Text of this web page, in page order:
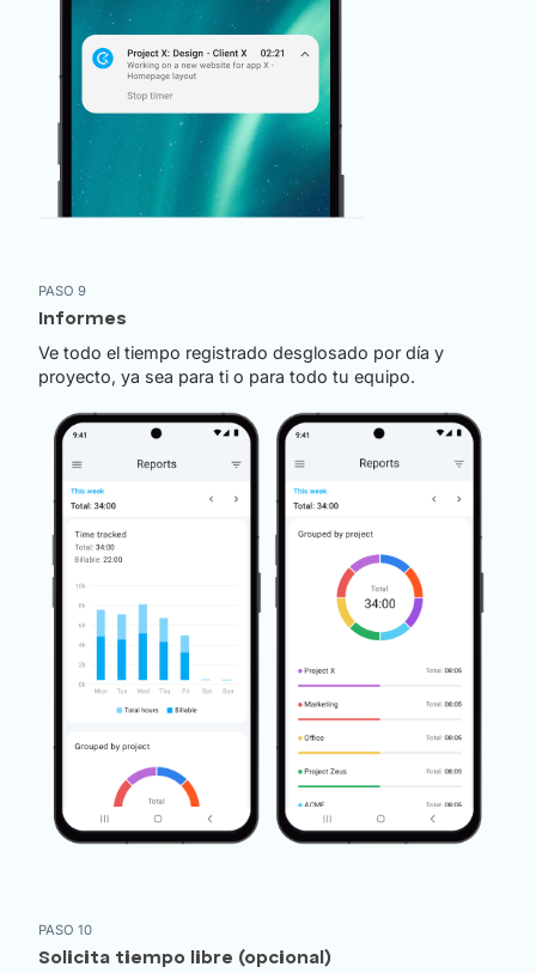
PASO 9
Informes
Ve todo el tiempo registrado desglosado por día y
proyecto, ya sea para ti o para todo tu equipo.
PASO 10
Solicita tiempo libre (opcional)